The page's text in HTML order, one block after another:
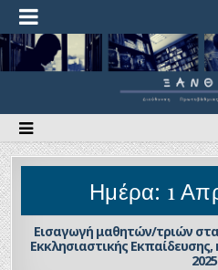
Ημέρα: 1
Εισαγωγή μαθητών/τριών
Εκκλησιαστικής
2025